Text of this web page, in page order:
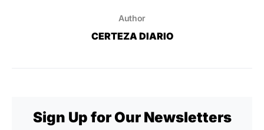
Author
CERTEZA DIARIO
Sign Up for Our Newsletters